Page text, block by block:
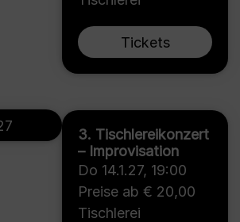
Tickets
3. Tischlereikonzert
– Improvisation
Do 14.1.27, 19:00
Preise ab € 20,00
Tischlerei